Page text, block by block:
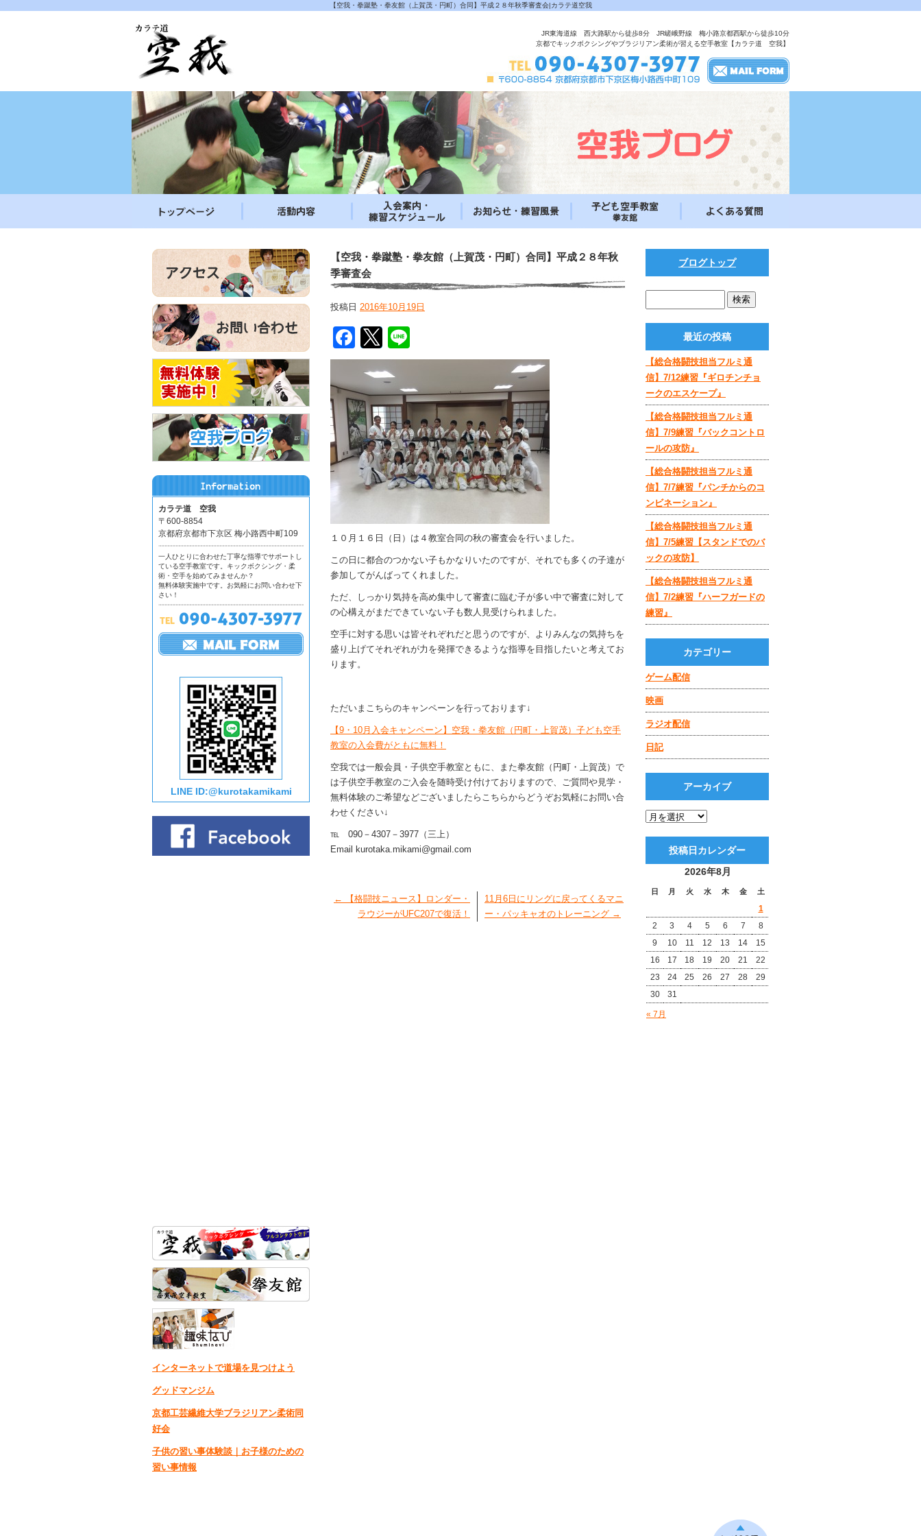
【空我・拳蹴塾・拳友館（上賀茂・円町）合同】平成２８年秋季審査会|カラテ道空我
JR東海道線 西大路駅から徒歩8分 JR嵯峨野線 梅小路京都西駅から徒歩10分
京都でキックボクシングやブラジリアン柔術が習える空手教室【カラテ道 空我】
カラテ道 空我
〒600-8854
京都府京都市下京区 梅小路西中町109
一人ひとりに合わせた丁寧な指導でサポートし
ている空手教室です。キックボクシング・柔
術・空手を始めてみませんか？
無料体験実施中です。お気軽にお問い合わせ下
さい！
LINE ID:@kurotakamikami
インターネットで道場を見つけよう
グッドマンジム
京都工芸繊維大学ブラジリアン柔術同
好会
子供の習い事体験談｜お子様のための
習い事情報
【空我・拳蹴塾・拳友館（上賀茂・円町）合同】平成２８年秋
季審査会
投稿日 2016年10月19日
Facebook
Twitter
１０月１６日（日）は４教室合同の秋の審査会を行いました。
この日に都合のつかない子もかなりいたのですが、それでも多くの子達が
参加してがんばってくれました。
ただ、しっかり気持を高め集中して審査に臨む子が多い中で審査に対して
の心構えがまだできていない子も数人見受けられました。
空手に対する思いは皆それぞれだと思うのですが、よりみんなの気持ちを
盛り上げてそれぞれが力を発揮できるような指導を目指したいと考えてお
ります。
ただいまこちらのキャンペーンを行っております↓
【9・10月入会キャンペーン】空我・拳友館（円町・上賀茂）子ども空手
教室の入会費がともに無料！
空我では一般会員・子供空手教室ともに、また拳友館（円町・上賀茂）で
は子供空手教室のご入会を随時受け付けておりますので、ご質問や見学・
無料体験のご希望などございましたらこちらからどうぞお気軽にお問い合
わせください↓
℡ 090－4307－3977（三上）
Email kurotaka.mikami@gmail.com
←
【格闘技ニュース】ロンダー・
ラウジーがUFC207で復活！
11月6日にリングに戻ってくるマニ
ー・パッキャオのトレーニング →
ブログトップ
最近の投稿
【総合格闘技担当フルミ通
信】7/12練習『ギロチンチョ
ークのエスケープ』
【総合格闘技担当フルミ通
信】7/9練習『バックコントロ
ールの攻防』
【総合格闘技担当フルミ通
信】7/7練習『パンチからのコ
ンビネーション』
【総合格闘技担当フルミ通
信】7/5練習【スタンドでのバ
ックの攻防】
【総合格闘技担当フルミ通
信】7/2練習『ハーフガードの
練習』
カテゴリー
ゲーム配信
映画
ラジオ配信
日記
アーカイブ
投稿日カレンダー
2026年8月
日 月 火 水 木 金 土
« 7月
1
2
3 4 5 6 7
8
9
10 11 12 13 14
15
16
17 18 19 20 21
22
23
24 25 26 27 28
29
30
31